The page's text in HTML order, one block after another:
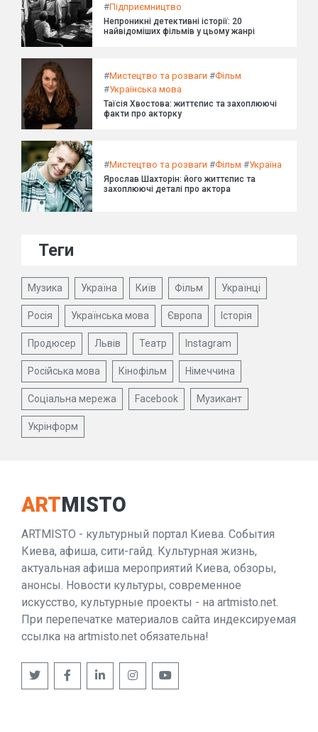
#Підприємництво
Непроникні детективні історії: 20
найвідоміших фільмів у цьому жанрі
#Мистецтво та розваги #Фільм
#Українська мова
Таїсія Хвостова: життєпис та захоплюючі
факти про акторку
#Мистецтво та розваги #Фільм #Україна
Ярослав Шахторін: його життєпис та
захоплюючі деталі про актора
Теги
Музика Україна Київ Фільм Українці
Росія Українська мова Європа Історія
Продюсер Львів Театр Instagram
Російська мова Кінофільм Німеччина
Соціальна мережа Facebook Музикант
Укрінформ
ARTMISTO
ARTMISTO - культурный портал Киева. События
Киева, афиша, сити-гайд. Культурная жизнь,
актуальная афиша мероприятий Киева, обзоры,
анонсы. Новости культуры, современное
искусство, культурные проекты - на artmisto.net.
При перепечатке материалов сайта индексируемая
ссылка на artmisto.net обязательна!